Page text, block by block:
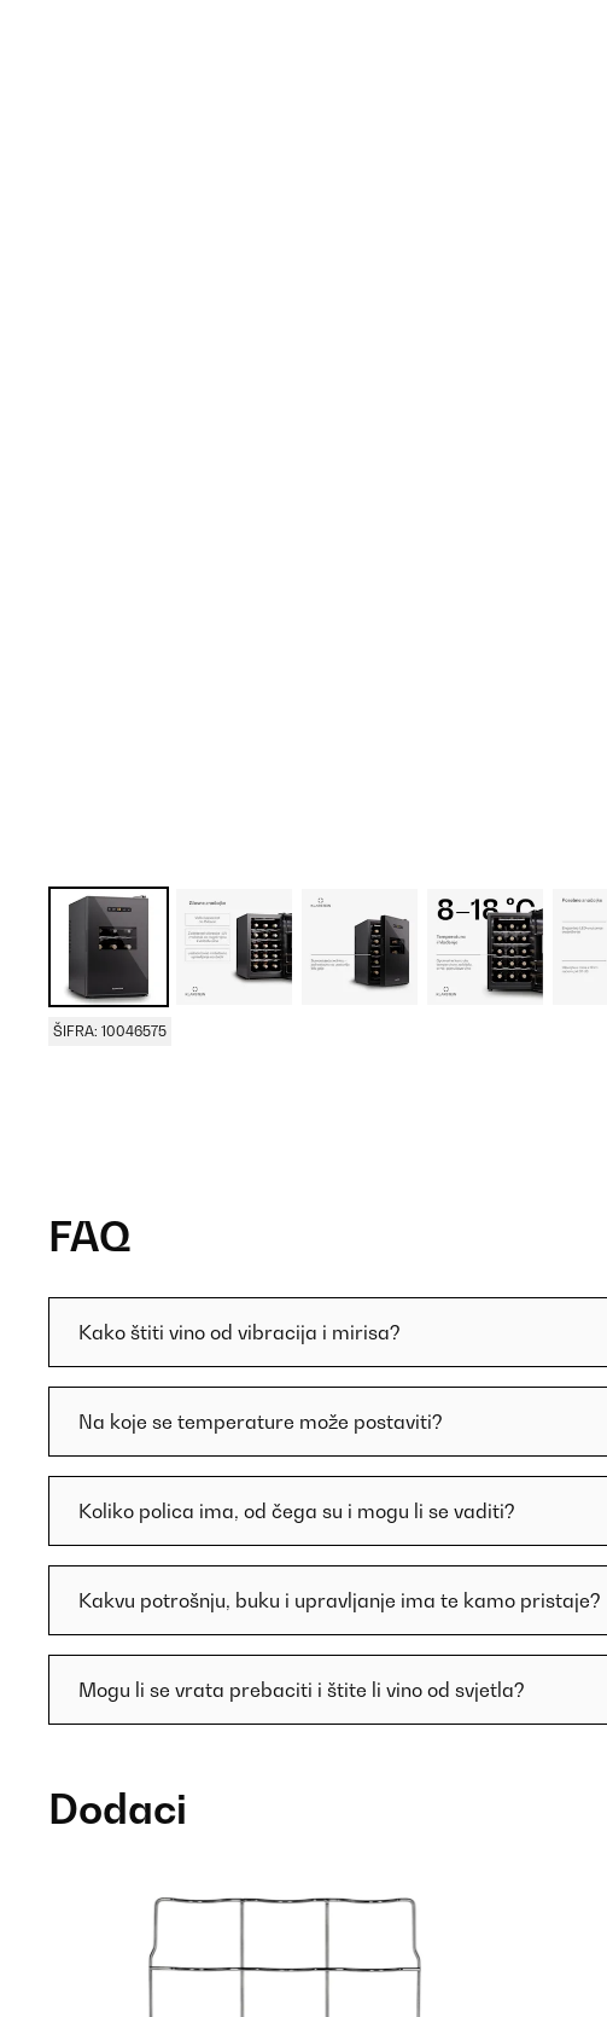
ŠIFRA: 10046575
FAQ
Kako štiti vino od vibracija i mirisa?
Na koje se temperature može postaviti?
Koliko polica ima, od čega su i mogu li se vaditi?
Kakvu potrošnju, buku i upravljanje ima te kamo pristaje?
Mogu li se vrata prebaciti i štite li vino od svjetla?
Dodaci